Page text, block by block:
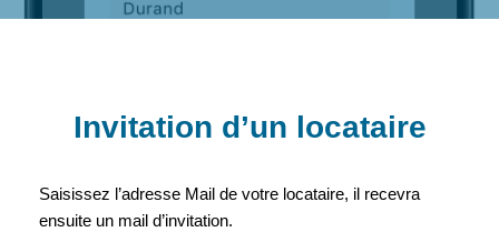
Invitation d’un locataire
Saisissez l’adresse Mail de votre locataire, il recevra
ensuite un mail d’invitation.